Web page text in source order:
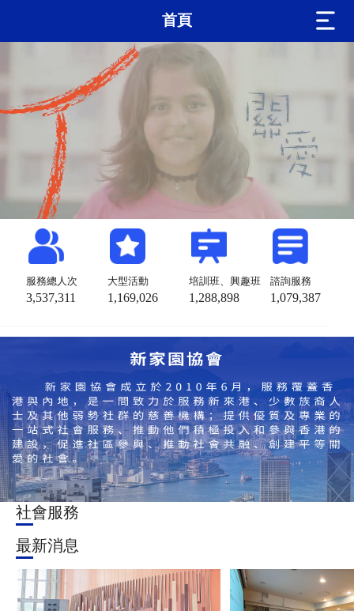
首頁
服務總人次
3,537,311
大型活動
1,169,026
培訓班、興趣班
1,288,898
諮詢服務
1,079,387
社會服務
最新消息